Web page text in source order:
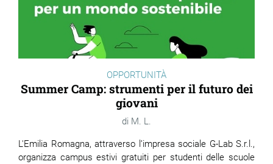
OPPORTUNITÀ
Summer Camp: strumenti per il futuro dei
giovani
M. L.
L'Emilia Romagna, attraverso l’impresa sociale G-Lab S.r.l.,
organizza campus estivi gratuiti per studenti delle scuole